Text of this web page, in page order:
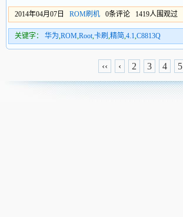
2014年04月07日 ROM刷机 0条评论 1419人围观过
关键字： 华为,ROM,Root,卡刷 ,精简,4.1,C8813Q
‹‹ ‹ 2 3 4 5